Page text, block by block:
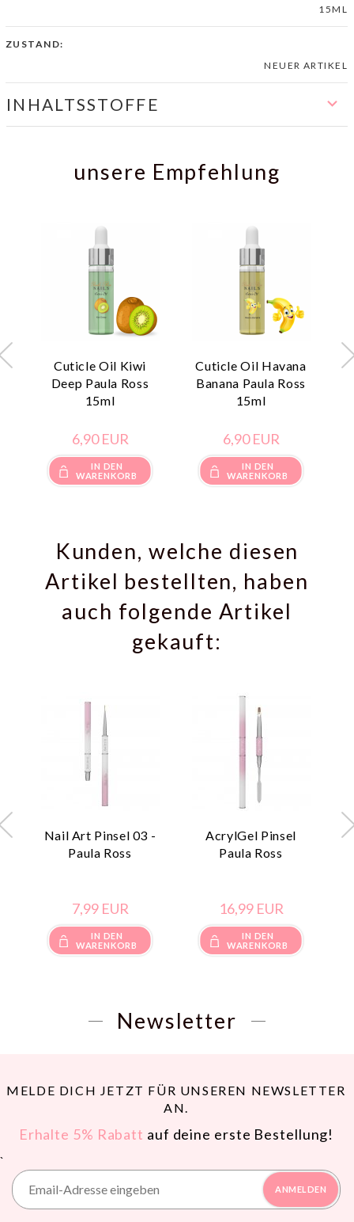
15ML
ZUSTAND:
NEUER ARTIKEL
INHALTSSTOFFE
unsere Empfehlung
Cuticle Oil Kiwi
Deep Paula Ross
15ml
6,90 EUR
IN DEN
WARENKORB
Cuticle Oil Havana
Banana Paula Ross
15ml
6,90 EUR
IN DEN
WARENKORB
Kunden, welche diesen
Artikel bestellten, haben
auch folgende Artikel
gekauft:
Nail Art Pinsel 03 -
Paula Ross
7,99 EUR
IN DEN
WARENKORB
AcrylGel Pinsel
Paula Ross
16,99 EUR
IN DEN
WARENKORB
Newsletter
MELDE DICH JETZT FÜR UNSEREN NEWSLETTER
AN.
Erhalte 5% Rabatt auf deine erste Bestellung!
`
ANMELDEN